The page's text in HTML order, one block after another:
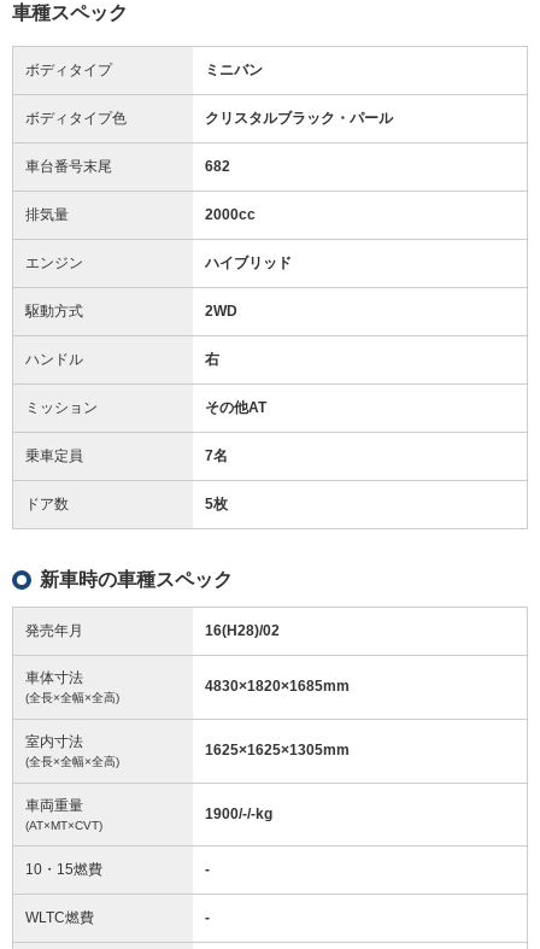
車種スペック
ボディタイプ ミニバン
ボディタイプ色 クリスタルブラック・パール
車台番号末尾 682
排気量 2000cc
エンジン ハイブリッド
駆動方式 2WD
ハンドル 右
ミッション その他AT
乗車定員 7名
ドア数 5枚
新車時の車種スペック
発売年月 16(H28)/02
車体寸法
(全長×全幅×全高)
4830×1820×1685mm
室内寸法
(全長×全幅×全高)
1625×1625×1305mm
車両重量
(AT×MT×CVT)
1900/-/-kg
10・15燃費 -
WLTC燃費 -